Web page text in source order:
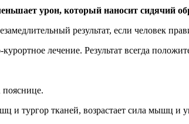
урон, который наносит сидячий
результат, если человек
лечение. Результат всегда
пояснице.
и тургор тканей, возрастает сила мышц